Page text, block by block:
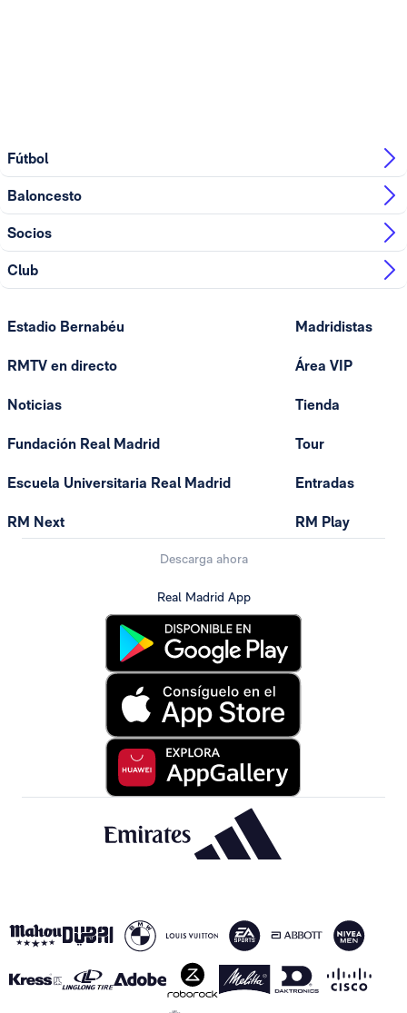
Fútbol
Baloncesto
Socios
Club
Estadio Bernabéu
RMTV en directo
Noticias
Fundación Real Madrid
Escuela Universitaria Real Madrid
RM Next
Madridistas
Área VIP
Tienda
Tour
Entradas
RM Play
Descarga ahora
Real Madrid App